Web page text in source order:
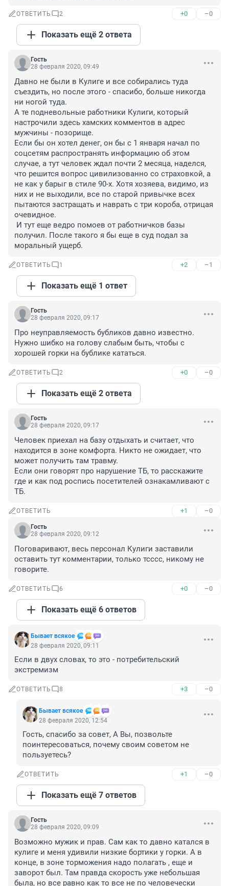
ОТВЕТИТЬ 2 +0 –0
Показать ещё 2 ответа
Гость
28 февраля 2020, 09:49
Давно не были в Кулиге и все собирались туда
съездить, но после этого - спасибо, больше никогда
ни ногой туда.
А те подневольные работники Кулиги, который
настрочили здесь хамских комментов в адрес
мужчины - позорище.
Если бы он хотел денег, он бы с 1 января начал по
соцсетям распространять информацию об этом
случае, а тут человек ждал почти 2 месяца, наделся,
что решится вопрос цивилизованно со страховкой, а
не как у барыг в стиле 90-х. Хотя хозяева, видимо, из
них и не выходили, все по старой привычке всех
пытаются застращать и наврать с три короба, отрицая
очевидное.
И тут еще ведро помоев от работничков базы
получил. После такого я бы еще в суд подал за
моральный ущерб.
ОТВЕТИТЬ 1 +2 –1
Показать ещё 1 ответ
Гость
28 февраля 2020, 09:17
Про неуправляемость бубликов давно известно.
Нужно шибко на голову слабым быть, чтобы с
хорошей горки на бублике кататься.
ОТВЕТИТЬ 2 +0 –0
Показать ещё 2 ответа
Гость
28 февраля 2020, 09:17
Человек приехал на базу отдыхать и считает, что
находится в зоне комфорта. Никто не ожидает, что
может получить там травму.
Если они говорят про нарушение ТБ, то расскажите
где и как под роспись посетителей ознакамливают с
ТБ.
ОТВЕТИТЬ +1 –0
Гость
28 февраля 2020, 09:12
Поговаривают, весь персонал Кулиги заставили
оставить тут комментарии, только тсссс, никому не
говорите.
ОТВЕТИТЬ 6 +0 –0
Показать ещё 6 ответов
Бывает всякое
28 февраля 2020, 09:11
Если в двух словах, то это - потребительский
экстремизм
ОТВЕТИТЬ 8 +3 –0
Бывает всякое
28 февраля 2020, 12:54
Гость, спасибо за совет, А Вы, позвольте
поинтересоваться, почему своим советом не
пользуетесь?
ОТВЕТИТЬ +1 –0
Показать ещё 7 ответов
Гость
28 февраля 2020, 09:09
Возможно мужик и прав. Сам как то давно катался в
кулиге и меня удивили низкие бортики у горки. А в
конце, в зоне торможения надо полагать , еще и
заворот был. Там правда скорость уже небольшая
была, но все равно как то все не по человечески